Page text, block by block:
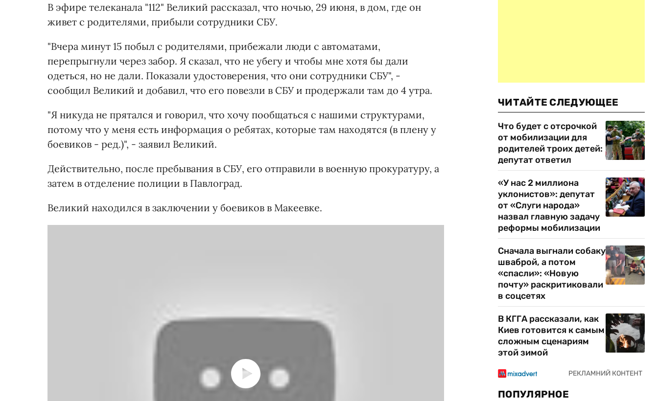
В эфире телеканала "112" Великий рассказал, что ночью, 29 июня, в дом, где он
живет с родителями, прибыли сотрудники СБУ.
"Вчера минут 15 побыл с родителями, прибежали люди с автоматами,
перепрыгнули через забор. Я сказал, что не убегу и чтобы мне хотя бы дали
одеться, но не дали. Показали удостоверения, что они сотрудники СБУ", -
сообщил Великий и добавил, что его повезли в СБУ и продержали там до 4 утра.
"Я никуда не прятался и говорил, что хочу пообщаться с нашими структурами,
потому что у меня есть информация о ребятах, которые там находятся (в плену у
боевиков - ред.)", - заявил Великий.
Действительно, после пребывания в СБУ, его отправили в военную прокуратуру, а
затем в отделение полиции в Павлоград.
Великий находился в заключении у боевиков в Макеевке.
ЧИТАЙТЕ СЛЕДУЮЩЕЕ
Что будет с отсрочкой
от мобилизации для
родителей троих детей:
депутат ответил
«У нас 2 миллиона
уклонистов»: депутат
от «Слуги народа»
назвал главную задачу
реформы мобилизации
Сначала выгнали собаку
шваброй, а потом
«спасли»: «Новую
почту» раскритиковали
в соцсетях
В КГГА рассказали, как
Киев готовится к самым
сложным сценариям
этой зимой
ПОПУЛЯРНОЕ